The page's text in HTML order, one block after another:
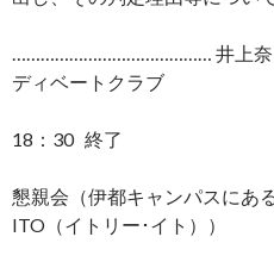
…………………………………… 井上奈
ディベートクラブ
18：30 終了
懇親会（伊都キャンパスにあ
ITO（イトリー･イト））